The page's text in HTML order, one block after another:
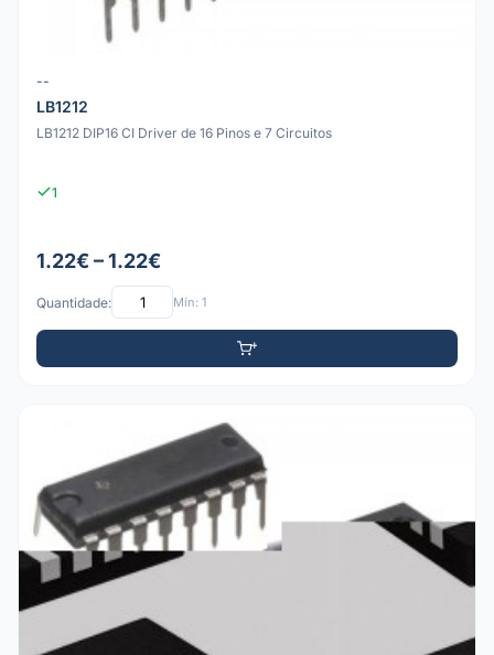
--
LB1212
LB1212 DIP16 CI Driver de 16 Pinos e 7 Circuitos
1
1.22€ – 1.22€
Quantidade: Mín: 1